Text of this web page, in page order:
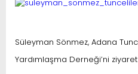
Süleyman Sönmez, Adana
Yardımlaşma Derneği’ni